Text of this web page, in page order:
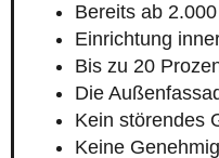
Bereits ab
Einrichtung
Bis zu 20
Die
Kein störendes
Keine